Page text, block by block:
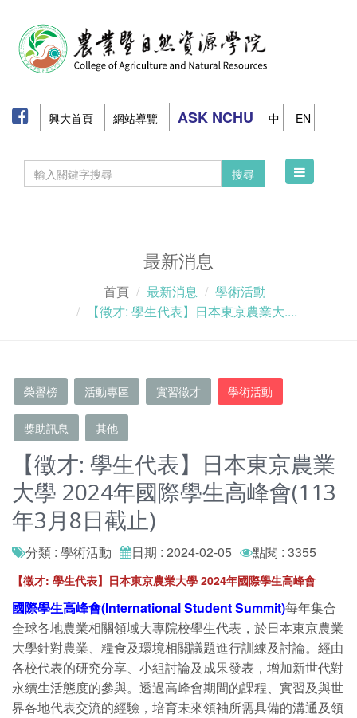
興大首頁 網站導覽 ASK NCHU 中 EN
搜尋
Toggle
最新消息
首頁 最新消息
學術活動
【徵才: 學生代表】日本東京農業大....
榮譽榜 活動專區 實習徵才 學術活動
獎助訊息 其他
【徵才: 學生代表】日本東京農業
大學 2024年國際學生高峰會(113
年3月8日截止)
分類 : 學術活動 日期 : 2024-02-05 點閱 : 3355
【徵才: 學生代表】日本東京農業大學 2024年國際學生高峰會
國際學生高峰會(International Student Summit)每年集合
全球各地農業相關領域大專院校學生代表，於日本東京農業
大學針對農業、糧食及環境相關議題進行訓練及討論。經由
各校代表的研究分享、小組討論及成果發表，增加新世代對
永續生活態度的參與。透過高峰會期間的課程、實習及與世
界各地代表交流的經驗，培育未來領袖所需具備的溝通及領